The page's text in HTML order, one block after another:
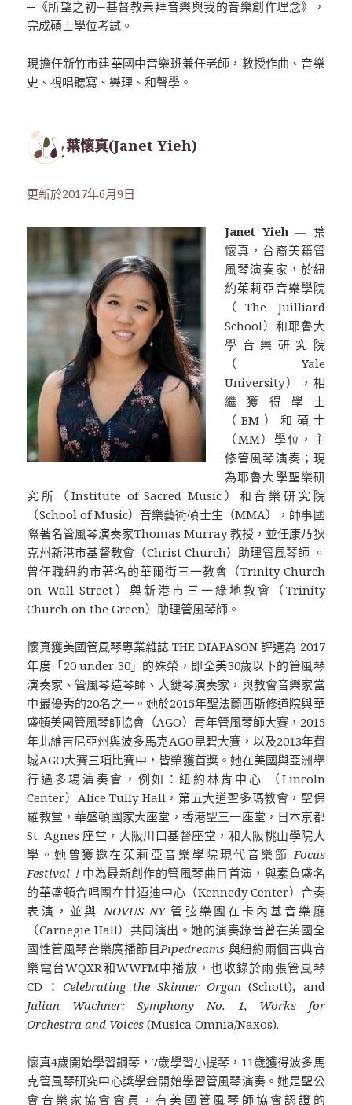
─《所望之初─基督教崇拜音樂與我的音樂創作理念》，
完成碩士學位考試。
現擔任新竹市建華國中音樂班兼任老師，教授作曲、音樂
史、視唱聽寫、樂理、和聲學。
葉懷真(Janet Yieh)
更新於2017年6月9日
Janet Yieh— 葉
懷真，台裔美籍管
風琴演奏家，於紐
約茱莉亞音樂學院
（The Juilliard
School）和耶魯大
學音樂研究院
（Yale
University），相
繼獲得學士
（BM）和碩士
（MM）學位，主
修管風琴演奏；現
為耶魯大學聖樂研
究所（Institute of Sacred Music）和音樂研究院
（School of Music）音樂藝術碩士生（MMA），師事國
際著名管風琴演奏家Thomas Murray 教授，並任康乃狄
克州新港市基督教會（Christ Church）助理管風琴師 。
曾任職紐約市著名的華爾街三一教會（Trinity Church
on Wall Street）與新港市三一綠地教會（Trinity
Church on the Green）助理管風琴師。
懷真獲美國管風琴專業雜誌 THE DIAPASON 評選為 2017
年度「20 under 30」的殊榮，即全美30歲以下的管風琴
演奏家、管風琴造琴師、大鍵琴演奏家，與教會音樂家當
中最優秀的20名之一。她於2015年聖法蘭西斯修道院與華
盛頓美國管風琴師協會（AGO）青年管風琴師大賽，2015
年北維吉尼亞州與波多馬克AGO昆碧大賽，以及2013年費
城AGO大賽三項比賽中，皆榮獲首獎。她在美國與亞洲舉
行過多場演奏會，例如：紐約林肯中心 （Lincoln
Center）Alice Tully Hall，第五大道聖多瑪教會，聖保
羅教堂，華盛頓國家大座堂，香港聖三一座堂，日本京都
St. Agnes 座堂，大阪川口基督座堂，和大阪桃山學院大
學。她曾獲邀在茱莉亞音樂學院現代音樂節 Focus
Festival！ 中為最新創作的管風琴曲目首演，與素負盛名
的華盛頓合唱團在甘迺迪中心（Kennedy Center）合奏
表演，並與 NOVUS NY管弦樂團在卡內基音樂廳
（Carnegie Hall）共同演出。她的演奏錄音曾在美國全
國性管風琴音樂廣播節目Pipedreams 與紐約兩個古典音
樂電台WQXR和WWFM中播放，也收錄於兩張管風琴
CD： Celebrating the Skinner Organ(Schott), and
Julian Wachner: Symphony No. 1, Works for
Orchestra and Voices (Musica Omnia/Naxos).
懷真4歲開始學習鋼琴，7歲學習小提琴，11歲獲得波多馬
克管風琴研究中心獎學金開始學習管風琴演奏。她是聖公
會音樂家協會會員，有美國管風琴師協會認證的